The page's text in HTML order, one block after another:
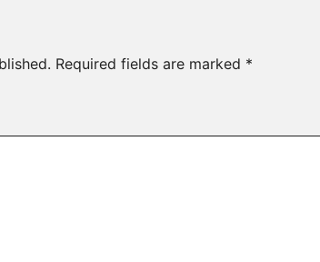
Required fields are marked *